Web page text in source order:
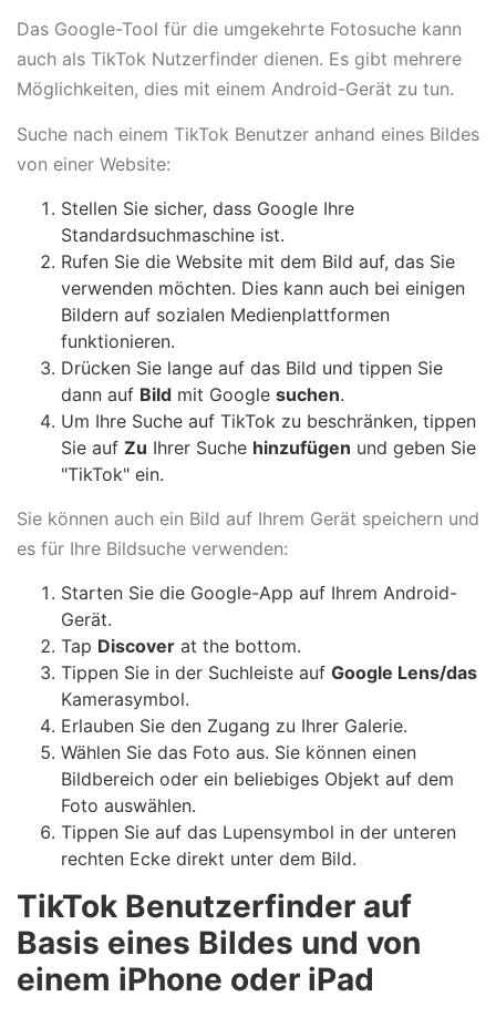
Das Google-Tool für die umgekehrte Fotosuche kann
auch als TikTok Nutzerfinder dienen. Es gibt mehrere
Möglichkeiten, dies mit einem Android-Gerät zu tun.
Suche nach einem TikTok Benutzer anhand eines Bildes
von einer Website:
Stellen Sie sicher, dass Google Ihre
Standardsuchmaschine ist.
Rufen Sie die Website mit dem Bild auf, das Sie
verwenden möchten. Dies kann auch bei einigen
Bildern auf sozialen Medienplattformen
funktionieren.
Drücken Sie lange auf das Bild und tippen Sie
dann auf Bild mit Google suchen.
Um Ihre Suche auf TikTok zu beschränken, tippen
Sie auf Zu Ihrer Suche hinzufügen und geben Sie
"TikTok" ein.
Sie können auch ein Bild auf Ihrem Gerät speichern und
es für Ihre Bildsuche verwenden:
Starten Sie die Google-App auf Ihrem Android-
Gerät.
Tap Discover at the bottom.
Tippen Sie in der Suchleiste auf Google Lens/das
Kamerasymbol.
Erlauben Sie den Zugang zu Ihrer Galerie.
Wählen Sie das Foto aus. Sie können einen
Bildbereich oder ein beliebiges Objekt auf dem
Foto auswählen.
Tippen Sie auf das Lupensymbol in der unteren
rechten Ecke direkt unter dem Bild.
TikTok Benutzerfinder auf
Basis eines Bildes und von
einem iPhone oder iPad